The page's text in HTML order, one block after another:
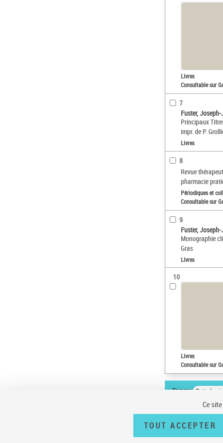
Livres
Consultable sur
7
Fuster,
Principaux
impr. de P.
Livres
8
Revue
pharmacie
Périodiques et
Consultable sur
9
Fuster,
Monographie
Gras
Livres
10
Livres
Consultable sur
Tri par : Date
A propos | Plan du site | Écrire à
Ce
TOUT ACCEPTER